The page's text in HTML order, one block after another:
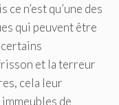
n’est qu’une des
qui peuvent être
et la terreur
cela leur
de